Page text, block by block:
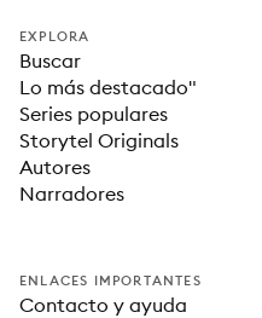
EXPLORA
Buscar
Lo más destacado"
Series populares
Storytel Originals
Autores
Narradores
ENLACES IMPORTANTES
Contacto y ayuda